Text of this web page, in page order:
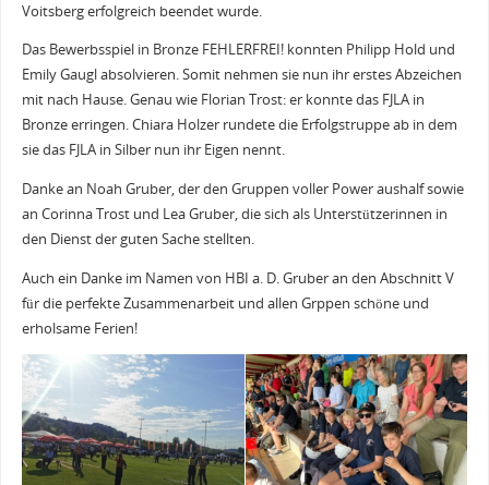
Voitsberg erfolgreich beendet wurde.
Das Bewerbsspiel in Bronze FEHLERFREI! konnten Philipp Hold und
Emily Gaugl absolvieren. Somit nehmen sie nun ihr erstes Abzeichen
mit nach Hause. Genau wie Florian Trost: er konnte das FJLA in
Bronze erringen. Chiara Holzer rundete die Erfolgstruppe ab in dem
sie das FJLA in Silber nun ihr Eigen nennt.
Danke an Noah Gruber, der den Gruppen voller Power aushalf sowie
an Corinna Trost und Lea Gruber, die sich als Unterstützerinnen in
den Dienst der guten Sache stellten.
Auch ein Danke im Namen von HBI a. D. Gruber an den Abschnitt V
für die perfekte Zusammenarbeit und allen Grppen schöne und
erholsame Ferien!